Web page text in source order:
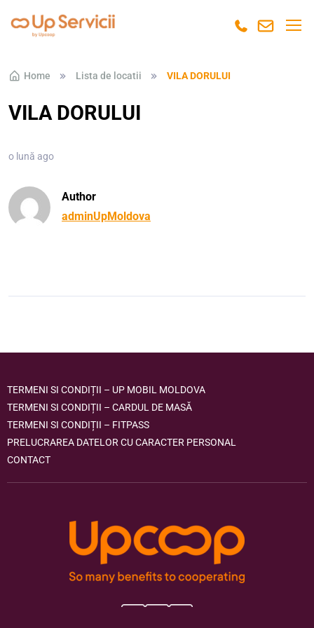
Skip to navigation
Skip to content
Home Lista de locatii VILA DORULUI
VILA DORULUI
o lună ago
Author
adminUpMoldova
TERMENI SI CONDIȚII – UP MOBIL MOLDOVA
TERMENI SI CONDIȚII – CARDUL DE MASĂ
TERMENI SI CONDIȚII – FITPASS
PRELUCRAREA DATELOR CU CARACTER PERSONAL
CONTACT